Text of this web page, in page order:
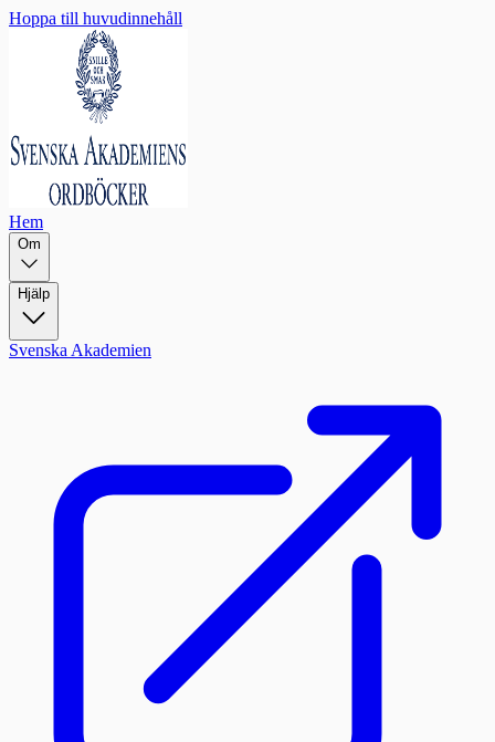
Hoppa till huvudinnehåll
Hem
Om
Hjälp
Svenska Akademien